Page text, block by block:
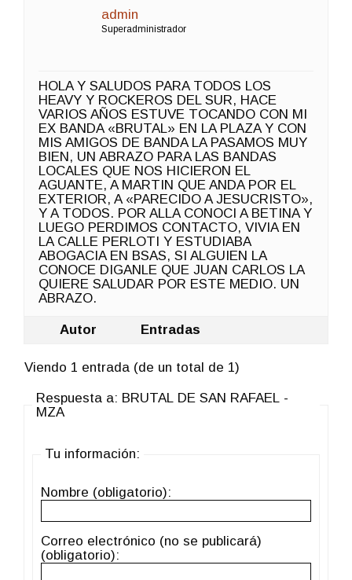
admin
Superadministrador
HOLA Y SALUDOS PARA TODOS LOS
HEAVY Y ROCKEROS DEL SUR, HACE
VARIOS AÑOS ESTUVE TOCANDO CON MI
EX BANDA «BRUTAL» EN LA PLAZA Y CON
MIS AMIGOS DE BANDA LA PASAMOS MUY
BIEN, UN ABRAZO PARA LAS BANDAS
LOCALES QUE NOS HICIERON EL
AGUANTE, A MARTIN QUE ANDA POR EL
EXTERIOR, A «PARECIDO A JESUCRISTO»,
Y A TODOS. POR ALLA CONOCI A BETINA Y
LUEGO PERDIMOS CONTACTO, VIVIA EN
LA CALLE PERLOTI Y ESTUDIABA
ABOGACIA EN BSAS, SI ALGUIEN LA
CONOCE DIGANLE QUE JUAN CARLOS LA
QUIERE SALUDAR POR ESTE MEDIO. UN
ABRAZO.
Autor Entradas
Viendo 1 entrada (de un total de 1)
Respuesta a: BRUTAL DE SAN RAFAEL -
MZA
Tu información:
Nombre (obligatorio):
Correo electrónico (no se publicará)
(obligatorio):